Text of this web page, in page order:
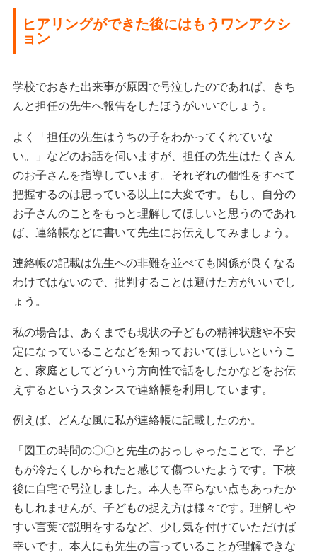
ヒアリングができた後にはもうワンアクシ
ョン
学校でおきた出来事が原因で号泣したのであれば、きち
んと担任の先生へ報告をしたほうがいいでしょう。
よく「担任の先生はうちの子をわかってくれていな
い。」などのお話を伺いますが、担任の先生はたくさん
のお子さんを指導しています。それぞれの個性をすべて
把握するのは思っている以上に大変です。もし、自分の
お子さんのことをもっと理解してほしいと思うのであれ
ば、連絡帳などに書いて先生にお伝えしてみましょう。
連絡帳の記載は先生への非難を並べても関係が良くなる
わけではないので、批判することは避けた方がいいでし
ょう。
私の場合は、あくまでも現状の子どもの精神状態や不安
定になっていることなどを知っておいてほしいというこ
と、家庭としてどういう方向性で話をしたかなどをお伝
えするというスタンスで連絡帳を利用しています。
例えば、どんな風に私が連絡帳に記載したのか。
「図工の時間の〇〇と先生のおっしゃったことで、子ど
もが冷たくしかられたと感じて傷ついたようです。下校
後に自宅で号泣しました。本人も至らない点もあったか
もしれませんが、子どもの捉え方は様々です。理解しや
すい言葉で説明をするなど、少し気を付けていただけば
幸いです。本人にも先生の言っていることが理解できな